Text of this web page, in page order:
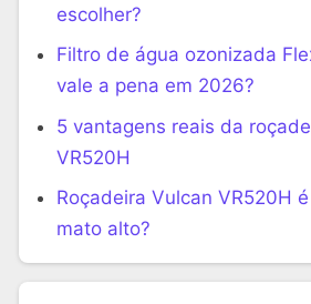
escolher?
Filtro de água ozonizada
vale a pena em 2026?
5 vantagens reais da
VR520H
Roçadeira Vulcan VR520H
mato alto?